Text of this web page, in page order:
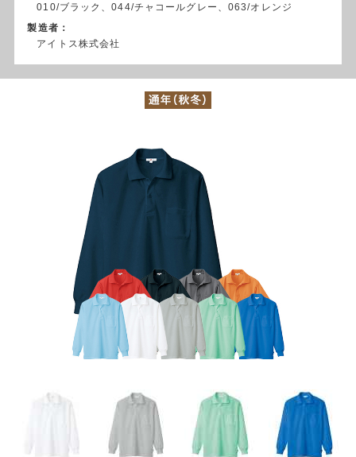
010/ブラック、044/チャコールグレー、063/オレンジ
製造者：
アイトス株式会社